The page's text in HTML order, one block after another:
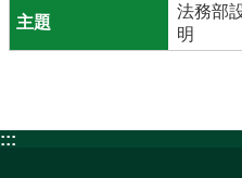
法務部
明
:::